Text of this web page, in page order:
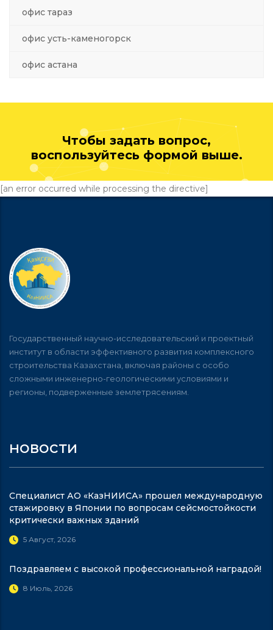
офис тараз
офис усть-каменогорск
офис астана
Чтобы задать вопрос,
воспользуйтесь формой выше.
[an error occurred while processing the directive]
Государственный научно-исследовательский и проектный
институт в области эффективного развития комплексного
строительства Казахстана, включая районы с особо
сложными инженерно-геологическими условиями и
регионы, подверженные землетрясениям.
новости
Специалист АО «КазНИИСА» прошел международную
стажировку в Японии по вопросам сейсмостойкости
критически важных зданий
5 Август, 2026
Поздравляем с высокой профессиональной наградой!
8 Июль, 2026